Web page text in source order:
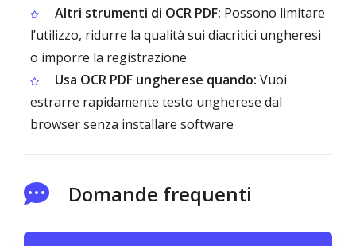
Altri strumenti di OCR PDF: Possono limitare
l’utilizzo, ridurre la qualità sui diacritici ungheresi
o imporre la registrazione
Usa OCR PDF ungherese quando: Vuoi
estrarre rapidamente testo ungherese dal
browser senza installare software
Domande frequenti